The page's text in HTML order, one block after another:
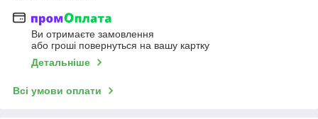
Ви отримаєте замовлення
або гроші повернуться на вашу картку
Детальніше
Всі умови оплати